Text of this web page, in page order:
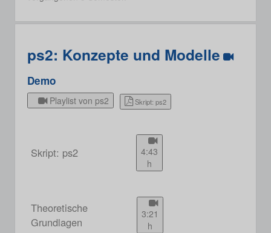
ps2: Konzepte und Modelle
Demo
Playlist von ps2 Skript: ps2
Skript: ps2
4:43
h
Theoretische
Grundlagen
3:21
h